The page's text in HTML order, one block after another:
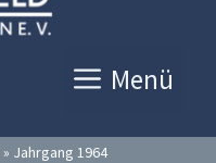
Menü
» Jahrgang 1964